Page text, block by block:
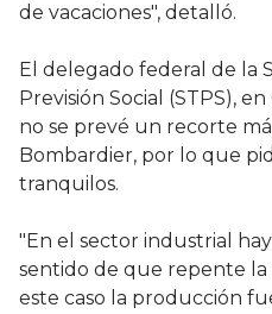
de vacaciones", detalló.
El delegado federal de la
Previsión Social (STPS),
no se prevé un recorte
Bombardier, por lo que
tranquilos.
"En el sector industrial
sentido de que repente la
este caso la producción